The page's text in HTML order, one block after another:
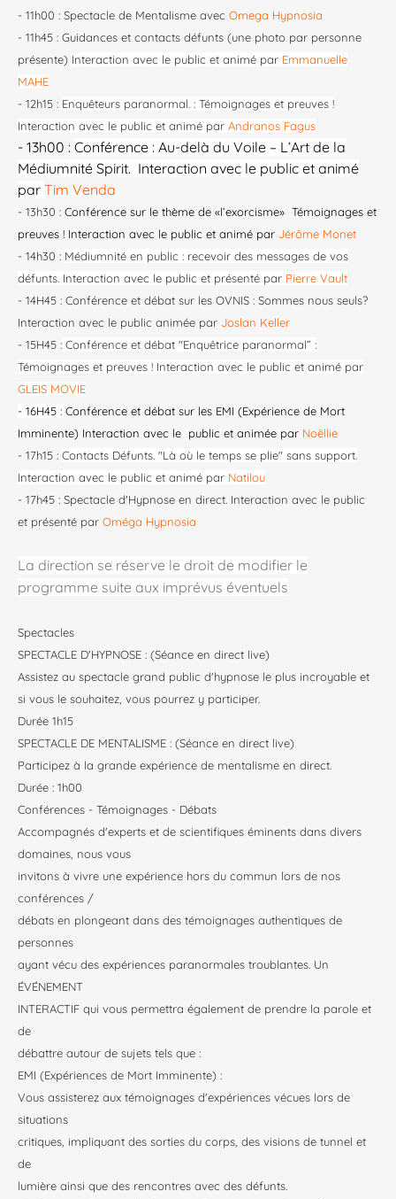
- 11h00 : Spectacle de Mentalisme avec Omega Hypnosia
- 11h45 : Guidances et contacts défunts (une photo par personne
présente) Interaction avec le public et animé par Emmanuelle
MAHE
- 12h15 : Enquêteurs paranormal. : Témoignages et preuves !
Interaction avec le public et animé par Andranos Fagus
- 13h00 : Conférence : Au-delà du Voile – L’Art de la
Médiumnité Spirit. Interaction avec le public et animé
par Tim Venda
- 13h30 : Conférence sur le thème de «l’exorcisme» Témoignages et
preuves ! Interaction avec le public et animé par Jérôme Monet
- 14h30 : Médiumnité en public : recevoir des messages de vos
défunts. Interaction avec le public et présenté par Pierre Vault
- 14H45 : Conférence et débat sur les OVNIS : Sommes nous seuls?
Interaction avec le public animée par Joslan Keller
- 15H45 : Conférence et débat "Enquêtrice paranormal” :
Témoignages et preuves ! Interaction avec le public et animé par
GLEIS MOVIE
- 16H45 : Conférence et débat sur les EMI (Expérience de Mort
Imminente) Interaction avec le public et animée par Noëllie
- 17h15 : Contacts Défunts. "Là où le temps se plie" sans support.
Interaction avec le public et animé par Natilou
- 17h45 : Spectacle d'Hypnose en direct. Interaction avec le public
et présenté par Oméga Hypnosia
La direction se réserve le droit de modifier le
programme suite aux imprévus éventuels
Spectacles
SPECTACLE D'HYPNOSE : (Séance en direct live)
Assistez au spectacle grand public d'hypnose le plus incroyable et
si vous le souhaitez, vous pourrez y participer.
Durée 1h15
SPECTACLE DE MENTALISME : (Séance en direct live)
Participez à la grande expérience de mentalisme en direct.
Durée : 1h00
Conférences - Témoignages - Débats
Accompagnés d'experts et de scientifiques éminents dans divers
domaines, nous vous
invitons à vivre une expérience hors du commun lors de nos
conférences /
débats en plongeant dans des témoignages authentiques de
personnes
ayant vécu des expériences paranormales troublantes. Un
ÉVÉNEMENT
INTERACTIF qui vous permettra également de prendre la parole et
de
débattre autour de sujets tels que :
EMI (Expériences de Mort Imminente) :
Vous assisterez aux témoignages d'expériences vécues lors de
situations
critiques, impliquant des sorties du corps, des visions de tunnel et
de
lumière ainsi que des rencontres avec des défunts.